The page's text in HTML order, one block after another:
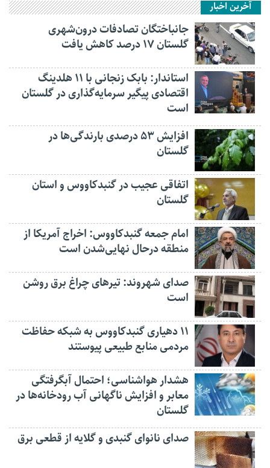
آخرین اخبار
جانباختگان تصادفات درون‌شهری
گلستان ۱۷ درصد کاهش یافت
استاندار: بابک زنجانی با ۱۱ هلدینگ
اقتصادی پیگیر سرمایه‌گذاری در گلستان
است
افزایش ۵۳ درصدی بارندگی‌ها در
گلستان
اتفاقی عجیب در‌ گنبدکاووس و استان
گلستان
امام جمعه گنبدکاووس: اخراج آمریکا از
منطقه درحال نهایی‌شدن است
صدای شهروند: تیرهای چراغ برق روشن
است
۱۱ دهیاری گنبدکاووس به شبکه حفاظت
مردمی منابع طبیعی پیوستند
هشدار هواشناسی؛ احتمال آبگرفتگی
معابر و افزایش ناگهانی آب رودخانه‌ها در
گلستان
صدای نانوای گنبدی و گلایه از قطعی برق